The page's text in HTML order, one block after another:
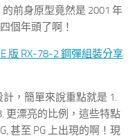
的前身原型竟然是 2001 年
個年頭了啊！
，簡單來說重點就是 1.
更漂亮的比例，這些特點
甚至 PG 上出現的啊！現